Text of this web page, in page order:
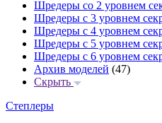
Шредеры со 2 уровнем
Шредеры с 3 уровнем
Шредеры с 4 уровнем
Шредеры с 5 уровнем
Шредеры с 6 уровнем
Архив моделей (47)
Скрыть
Степлеры